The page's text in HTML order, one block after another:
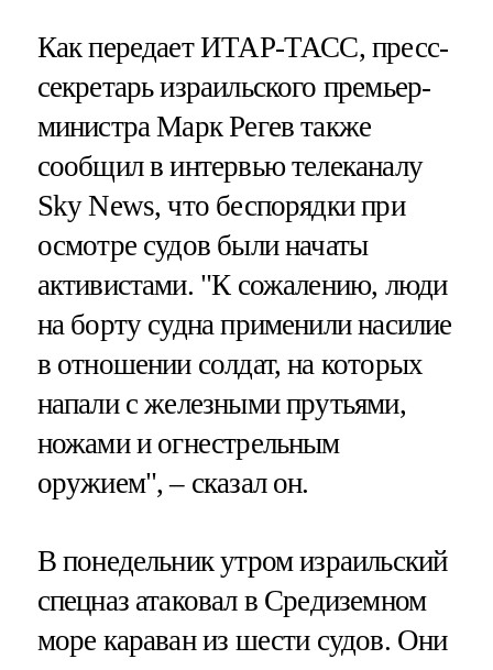
Как передает ИТАР-ТАСС, пресс-
секретарь израильского премьер-
министра Марк Регев также
сообщил в интервью телеканалу
Sky News, что беспорядки при
осмотре судов были начаты
активистами. "К сожалению, люди
на борту судна применили насилие
в отношении солдат, на которых
напали с железными прутьями,
ножами и огнестрельным
оружием", – сказал он.
В понедельник утром израильский
спецназ атаковал в Средиземном
море караван из шести судов. Они